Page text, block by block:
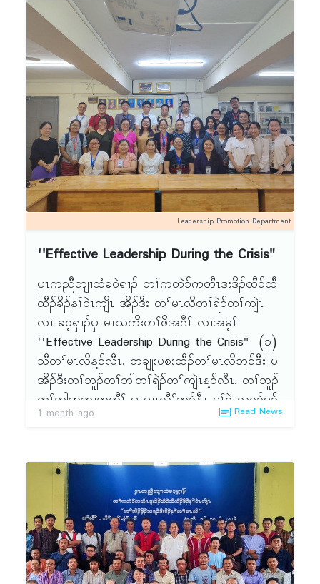
သိၣ်လိၦၤလၢ သရၣ် David တၢ်ဂ့ၢ်မ့ၢ်ဝဲ ''Coaching
and Strategic Human Resource Management
Training" မ့မ့ၢ် (၃.၇.၂၆) သီႇ ဘၣ်တၢ်သိၣ်လိၦၤလၢ
သရၣ်မုၣ်စုစုအီၣ်ႇ တၢ်ဂ့ၢ်မ့ၢ်ဝဲ ''Strategic Human
Resource Management'' န့ၣ်လီၤ. ၦၤဟဲထီၣ်တၢ်မၤ
လိတဖၣ်မ့ၢ်ဝဲ ကီၢ်(၁၂)ဘ့ၣ် ခၢၣ်စးတဖၣ် အိၣ်ဝဲ
(၂၅)ဂၤ ဃု၁်ဒီးဝဲၤကျိၤၦၤမၤသကိးတၢ် (၃)ဂၤႇ ခဲ
လၢ၁် (၂၈) ဂၤန့ၣ်လီၤ. ဒီး ကီၢ်လၢဟဲတတုၤသ့ၣ်တဖၣ်
ပသုးကျဲၤဝဲဒၣ်လၢ ဆဲးကျိးန့ၢ်တီၤ (zoom) န့ၣ်လီၤ.
တချုးပစးထီၣ်ပတၢ်မၤလိ(၃)သီန့ၣ် ဖဲ (၃ဝ.၆.၂၆) သီ
ဟါ (၁) နၣ်ရံၣ် တုၤ (၄) နၣ်ရံၣ် အိၣ်ဒီး တၢ်ကတဲ၁်
ဒုးဒိၣ်ထီၣ်ထီထီၣ်ခိၣ်နၢ်ဝဲၤကျိၤ ၦၤနဲၣ်တၢ်တဖၣ်အိၣ်ဒီး
ဂ့ၢ်န့ၣ်လီၤ.
Leadership Promotion Department
''Effective Leadership During the Crisis"
ၦၤကညီဘျၢထံခဝဲၡၢၣ် တၢ်ကတဲ၁်ကတီၤဒုးဒိၣ်ထီၣ်ထီ
ထီၣ်ခိၣ်နၢ်ဝဲၤကျိၤ အိၣ်ဒီး တၢ်မၤလိတၢ်ရဲၣ်တၢ်ကျဲၤ
လၢ ခဝ့ၡၢၣ်ၦၤမၤသကိးတၢ်ဖိအဂီၢ် လၢအမ့ၢ်
''Effective Leadership During the Crisis" (၁)
သီတၢ်မၤလိန့ၣ်လီၤ. တချုးပစးထီၣ်တၢ်မၤလိဘၣ်ဒီး ပ
အိၣ်ဒီးတၢ်ဘူၣ်တၢ်ဘါတၢ်ရဲၣ်တၢ်ကျဲၤန့ၣ်လီၤ. တၢ်ဘူၣ်
တၢ်ဘါအဆၢကတီၢ် ၦၤပၢၤလီၢ်ဆ့ၣ်နီၤ မ့ၢ်ဝဲ သရၣ်မုၣ်
မူယဲၢ်ဖီ( ၦၤနဲၣ်တၢ်)တၢ်ဟ့ၣ်ဂံၢ်ဘါခီဖျိ သရၣ်မုၣ်ဒိၣ်
ဖၣ်လၢ နီၢ်လ့လ့မၠ့းန့ၣ်လီၤ. တၢ်မၤလိအံၤ ဘၣ်တၢ်သိၣ်
လိၦၤလၢ သရၣ်မုၣ်ဒိၣ်မၠီမၠးဖီ (ခဝ့ၡၢၣ်နဲၣ်ရွဲၣ်သဃဲၤ)
န့ၣ်လီၤ. တၢ်မၤလိအဆၢကတီၢ်မ့ၢ်ဝဲ ဂီၤ (၉း၃ဝ) တုၤ
ဟါ (၃း၃ဝ)နၣ်ရံၣ် ဒီးဘၣ်တၢ်မၤအီၤဖဲ လါယူၤ ၂၄သီႇ
၂ဝ၂၆ အနံၤႇ လၢ (၃၉၆) တၢ်အိၣ်ဖှိၣ်ဒၢးန့ၣ်လီၤ. ၦၤ
ကတိၤစံးဘျုး သရၣ်သိၣ်လိတၢ်မ့ၢ်ဝဲ သရၣ်မုၣ်စ့ဘှ့ၤဖီ
ဒီး တၢ်ထုကဖၣ်ဆၢဂ့ၤလၢ သရၣ်မုၣ်တၢ်ဟ့ၣ်ဝါ န့ၣ်လီၤ.
1 month ago Read News